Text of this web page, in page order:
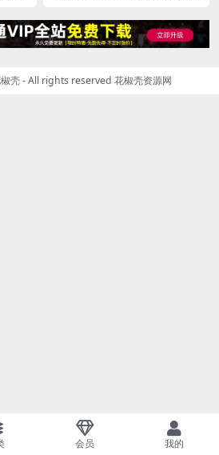
已...
壳 - All rights reserved 花椒壳资源网
会员 我的